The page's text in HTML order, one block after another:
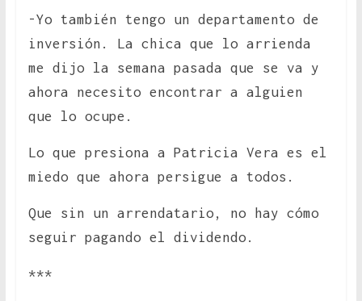
-Yo también tengo un departamento de
inversión. La chica que lo arrienda
me dijo la semana pasada que se va y
ahora necesito encontrar a alguien
que lo ocupe.
Lo que presiona a Patricia Vera es el
miedo que ahora persigue a todos.
Que sin un arrendatario, no hay cómo
seguir pagando el dividendo.
***